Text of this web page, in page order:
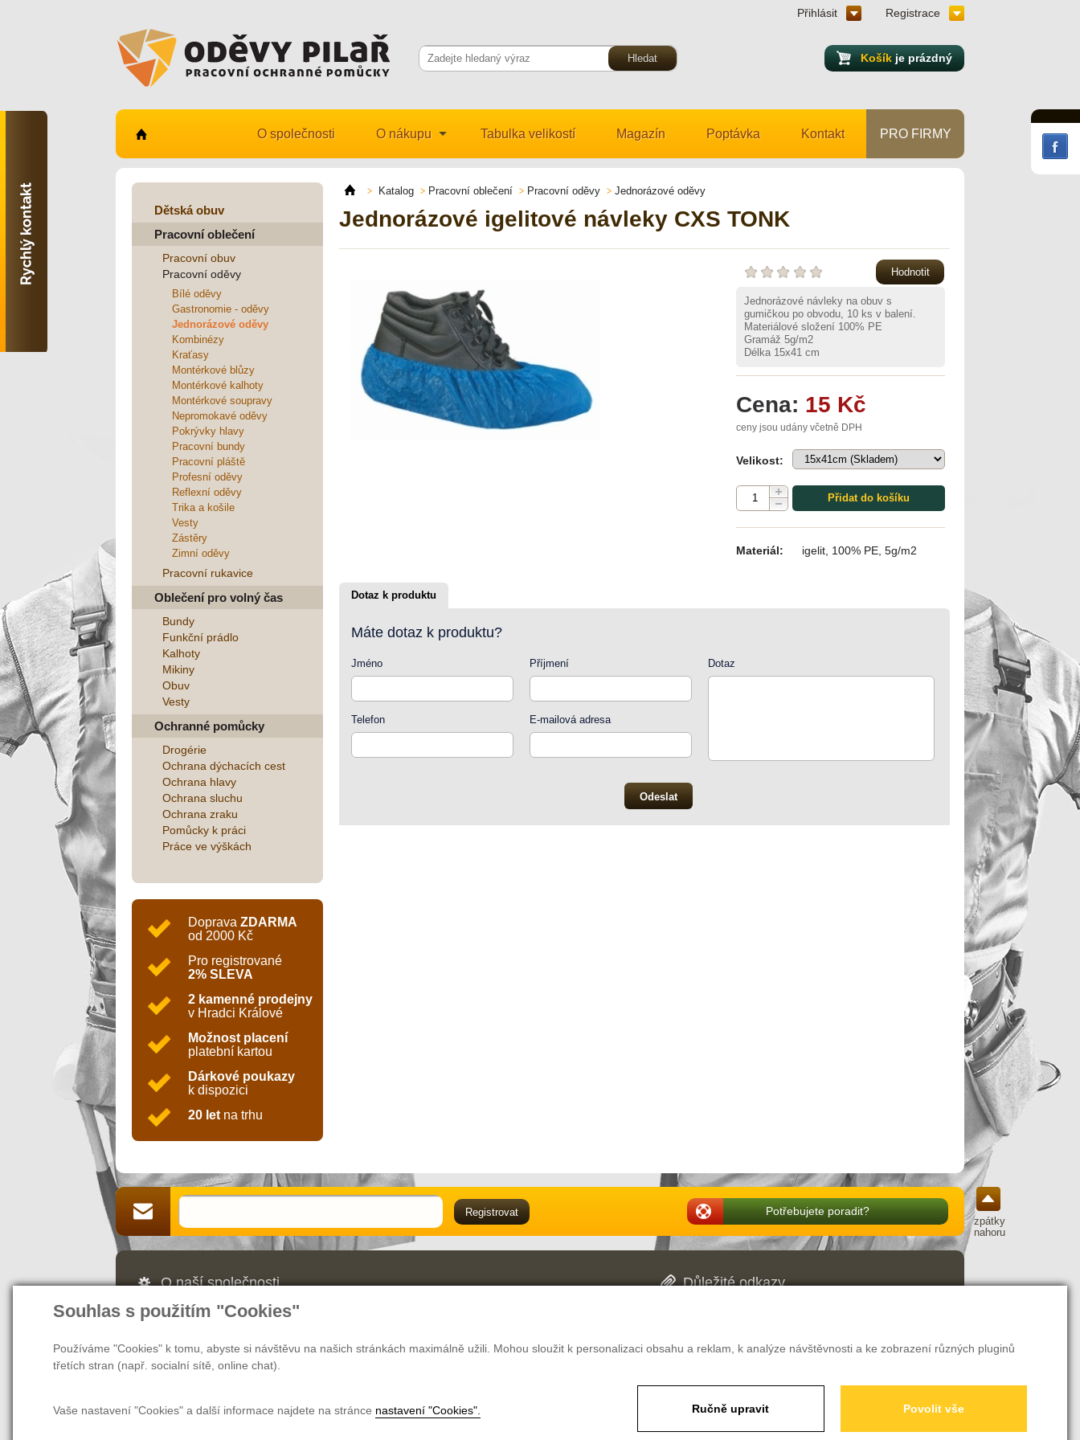
Souhlas s použitím "Cookies"
Používáme "Cookies" k tomu, abyste si návštěvu na našich stránkách maximálně užili. Mohou sloužit k personalizaci obsahu a reklam, k analýze návštěvnosti a ke zobrazení různých pluginů
třetích stran (např. socialní sítě, online chat).
Vaše nastavení "Cookies" a další informace najdete na stránce nastavení "Cookies". Ručně upravit Povolit vše
Košík je prázdný
Přihlásit Registrace
O společnosti O nákupu Tabulka velikostí Magazín Poptávka Kontakt PRO FIRMY
Dětská obuv
Pracovní oblečení
Pracovní obuv
Pracovní oděvy
Bílé oděvy
Gastronomie - oděvy
Jednorázové oděvy
Kombinézy
Kraťasy
Montérkové blůzy
Montérkové kalhoty
Montérkové soupravy
Nepromokavé oděvy
Pokrývky hlavy
Pracovní bundy
Pracovní pláště
Profesní oděvy
Reflexní oděvy
Trika a košile
Vesty
Zástěry
Zimní oděvy
Pracovní rukavice
Oblečení pro volný čas
Bundy
Funkční prádlo
Kalhoty
Mikiny
Obuv
Vesty
Ochranné pomůcky
Drogérie
Ochrana dýchacích cest
Ochrana hlavy
Ochrana sluchu
Ochrana zraku
Pomůcky k práci
Práce ve výškách
Doprava ZDARMA
od 2000 Kč
Pro registrované
2% SLEVA
2 kamenné prodejny
v Hradci Králové
Možnost placení
platební kartou
Dárkové poukazy
k dispozici
20 let na trhu
Katalog Pracovní oblečení Pracovní oděvy Jednorázové oděvy
Jednorázové igelitové návleky CXS TONK
Hodnotit
Jednorázové návleky na obuv s
gumičkou po obvodu, 10 ks v balení.
Materiálové složení 100% PE
Gramáž 5g/m2
Délka 15x41 cm
Cena: 15 Kč
ceny jsou udány včetně DPH
Velikost:
Přidat do košíku
Materiál: igelit, 100% PE, 5g/m2
Dotaz k produktu
Máte dotaz k produktu?
Jméno
Telefon
Příjmení
E-mailová adresa
Dotaz
Kontaktujte nás
info@odevy-pilar.cz
Potřebujete poradit?
O naší společnosti
Jsme Vaším partnerem a prodejcem v oblasti pracovně ochranných pomůcek. Mimo
další užitečné informace nejen pro zaměstnavatele.
Důležité odkazy
Poučení o odstoupení od smlouvy
zpátky
nahoru